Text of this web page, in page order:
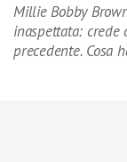
Millie Bobby
inaspettata: crede
precedente. Cosa